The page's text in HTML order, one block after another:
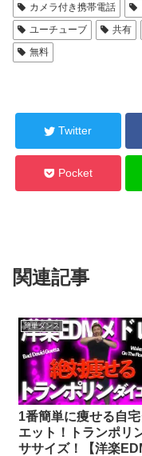
カメラ付き携帯電話
ユーチューブ
共有
無料
Twitter
Pocket
関連記事
簡単ダンス
1番簡単に痩せる自宅
エット！トランポリ
ササイズ！【洋楽